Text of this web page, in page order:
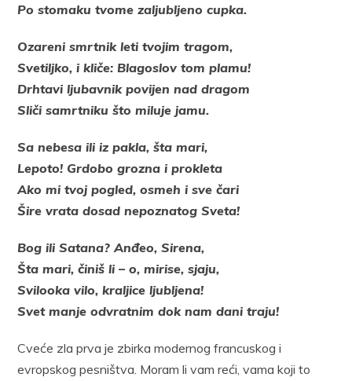
Po stomaku tvome zaljubljeno cupka.
Ozareni smrtnik leti tvojim tragom,
Svetiljko, i kliče: Blagoslov tom plamu!
Drhtavi ljubavnik povijen nad dragom
Sliči samrtniku što miluje jamu.
Sa nebesa ili iz pakla, šta mari,
Lepoto! Grdobo grozna i prokleta
Ako mi tvoj pogled, osmeh i sve čari
Šire vrata dosad nepoznatog Sveta!
Bog ili Satana? Anđeo, Sirena,
Šta mari, činiš li – o, mirise, sjaju,
Svilooka vilo, kraljice ljubljena!
Svet manje odvratnim dok nam dani traju!
Cveće zla prva je zbirka modernog francuskog i
evropskog pesništva. Moram li vam reći, vama koji to